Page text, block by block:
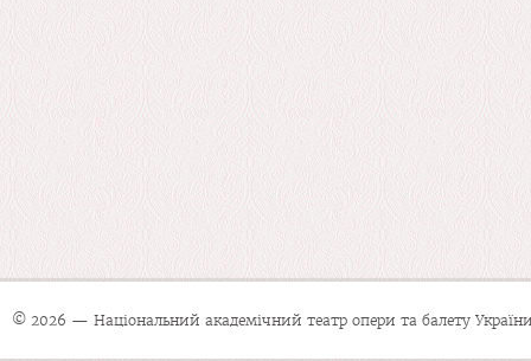
© 2026 — Національний академічний театр опери та балету